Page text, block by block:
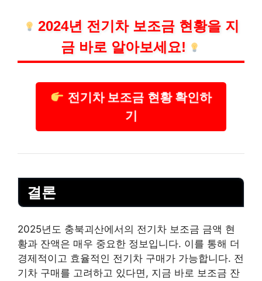
2024년 전기차 보조금 현황을 지
금 바로 알아보세요!
전기차 보조금 현황 확인하
기
결론
2025년도 충북괴산에서의 전기차 보조금 금액 현
황과 잔액은 매우 중요한 정보입니다. 이를 통해 더
경제적이고 효율적인 전기차 구매가 가능합니다. 전
기차 구매를 고려하고 있다면, 지금 바로 보조금 잔